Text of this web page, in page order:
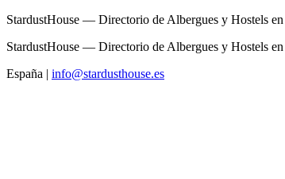
StardustHouse — Directorio de Albergues y Hostels en
StardustHouse — Directorio de Albergues y Hostels en
España | info@stardusthouse.es